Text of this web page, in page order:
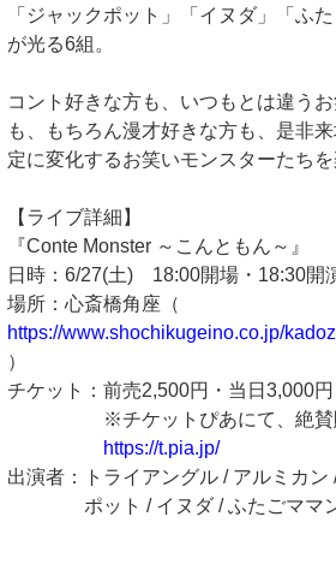
「ジャックポット」「イヌダ」「ふ
が光る6組。
コント好きな方も、いつもとは違う
も、もちろん漫才好きな方も、是非
定に変化するお笑いモンスターたちを
【ライブ詳細】
『Conte Monster ～こんともん～』
日時：6/27(土) 18:00開場・18:30
場所：心斎橋角座（
https://www.shochikugeino.co.jp/
）
チケット：前売2,500円・当日3,000円
※チケットぴあにて、絶賛
https://t.pia.jp/
出演者：トライアングル / アルミカン
ポット / イヌダ / ふたごママ